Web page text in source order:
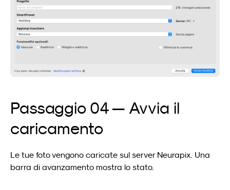
Passaggio 04 — Avvia il
caricamento
Le tue foto vengono caricate sul server Neurapix. Una
barra di avanzamento mostra lo stato.